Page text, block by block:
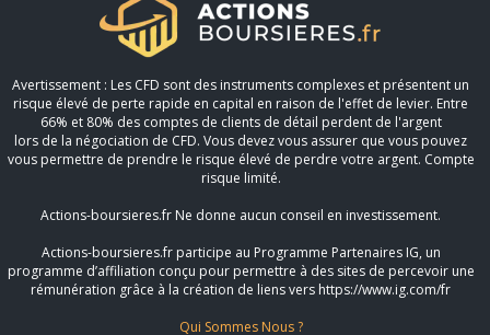
Avertissement : Les CFD sont des instruments complexes et présentent un
risque élevé de perte rapide en capital en raison de l'effet de levier. Entre
66% et 80% des comptes de clients de détail perdent de l'argent
lors de la négociation de CFD. Vous devez vous assurer que vous pouvez
vous permettre de prendre le risque élevé de perdre votre argent. Compte
risque limité.
Actions-boursieres.fr Ne donne aucun conseil en investissement.
Actions-boursieres.fr participe au Programme Partenaires IG, un
programme d’affiliation conçu pour permettre à des sites de percevoir une
rémunération grâce à la création de liens vers https://www.ig.com/fr
Qui Sommes Nous ?